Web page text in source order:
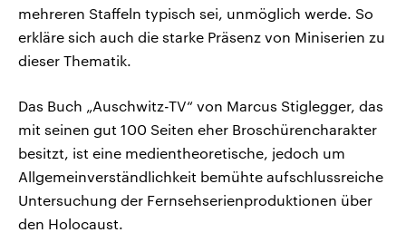
mehreren Staffeln typisch sei, unmöglich werde. So
erkläre sich auch die starke Präsenz von Miniserien zu
dieser Thematik.
Das Buch „Auschwitz-TV“ von Marcus Stiglegger, das
mit seinen gut 100 Seiten eher Broschürencharakter
besitzt, ist eine medientheoretische, jedoch um
Allgemeinverständlichkeit bemühte aufschlussreiche
Untersuchung der Fernsehserienproduktionen über
den Holocaust.